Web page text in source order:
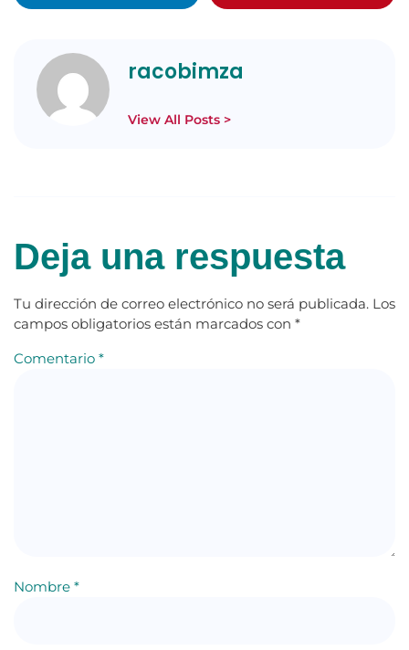
racobimza
View All Posts >
Deja una respuesta
Tu dirección de correo electrónico no será publicada. Los
campos obligatorios están marcados con *
Comentario *
Nombre *